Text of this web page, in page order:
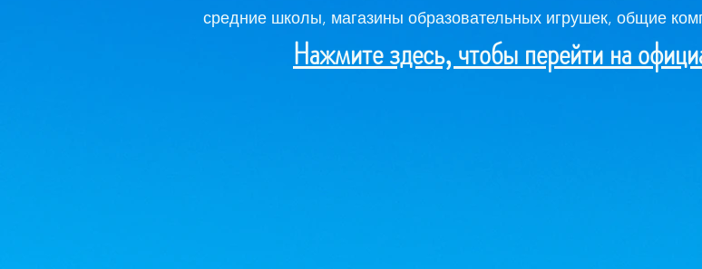
средние школы, магазины образовательных игрушек, общие
Нажмите здесь, чтобы перейти на